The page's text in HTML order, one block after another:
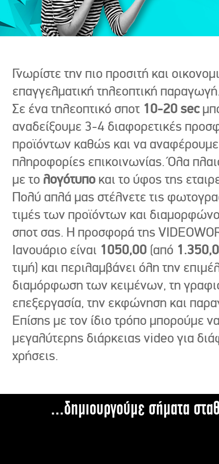
Γνωρίστε την πιο προσιτή και
επαγγελματική τηλεοπτική
Σε ένα τηλεοπτικό σποτ 10-20 sec
αναδείξουμε 3-4 διαφορετικές
προϊόντων καθώς και να
πληροφορίες επικοινωνίας. Όλα
με το λογότυπο και το ύφος της
Πολύ απλά μας στέλνετε τις
τιμές των προϊόντων και
σποτ σας. Η προσφορά της
Ιανουάριο είναι 1050,00 (από
τιμή) και περιλαμβάνει όλη την
διαμόρφωση των κειμένων, τη
επεξεργασία, την εκφώνηση και
Επίσης με τον ίδιο τρόπο μπορούμε
μεγαλύτερης διάρκειας video για
χρήσεις.
...δημιουργούμε σήματα